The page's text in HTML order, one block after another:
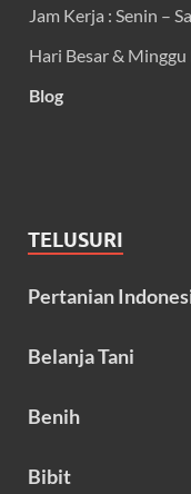
Jam Kerja : Senin –
Hari Besar &
Blog
TELUSURI
Pertanian
Belanja Tani
Benih
Bibit